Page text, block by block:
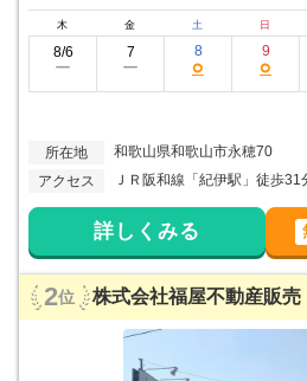
木 金 土 日
8/6
ー
7
ー
8
○
9
○
所在地
和歌山県和歌山市永穂70
アクセス
ＪＲ阪和線「紀伊駅」徒歩31
詳しくみる
2位 株式会社福屋不動産販